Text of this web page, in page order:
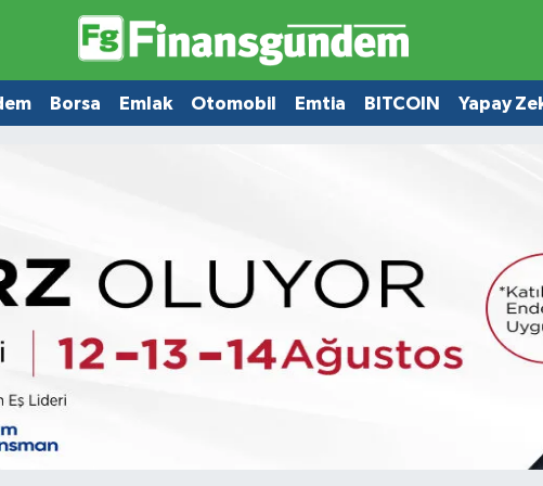
Borsa Emlak Otomobil Emtia BITCOIN Yapay